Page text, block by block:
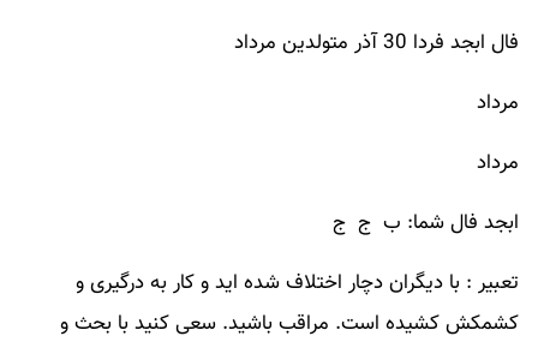
فال ابجد فردا 30 آذر متولدین مرداد
مرداد
مرداد
ابجد فال شما: ب ج ج
تعبیر : با دیگران دچار اختلاف شده اید و کار به درگیری و
کشمکش کشیده است. مراقب باشید. سعی کنید با بحث و